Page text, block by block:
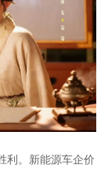
利。新能源车企价